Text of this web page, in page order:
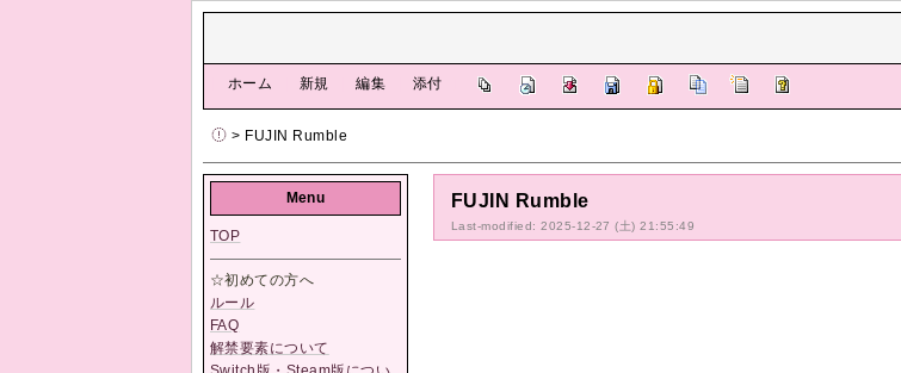
ホーム 新規 編集 添付
> FUJIN Rumble
FUJIN Rumble
Last-modified: 2025-12-27 (土) 21:55:49
Menu
TOP
☆初めての方へ
ルール
FAQ
解禁要素について